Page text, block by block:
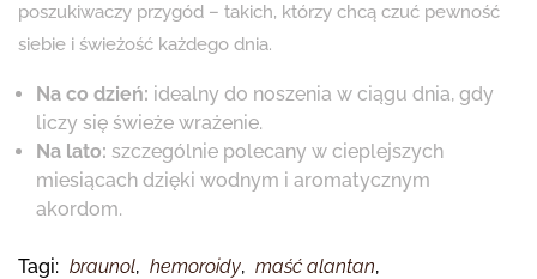
poszukiwaczy przygód – takich, którzy chcą czuć pewność
siebie i świeżość każdego dnia.
Na co dzień: idealny do noszenia w ciągu dnia, gdy
liczy się świeże wrażenie.
Na lato: szczególnie polecany w cieplejszych
miesiącach dzięki wodnym i aromatycznym
akordom.
Tagi: braunol, hemoroidy, maść alantan,